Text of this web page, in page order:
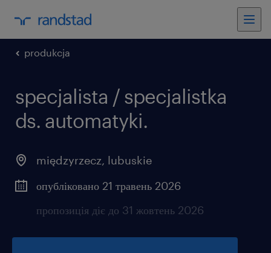
produkcja
specjalista / specjalistka
ds. automatyki.
międzyrzecz, lubuskie
опубліковано 21 травень 2026
пропозиція діє до 31 жовтень 2026